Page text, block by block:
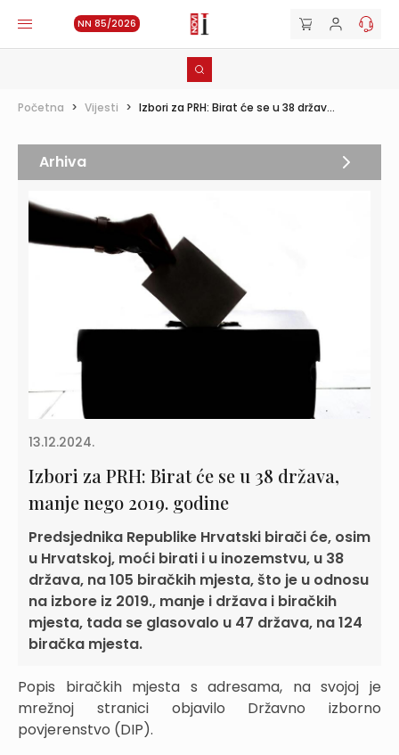
NN 85/2026
Početna > Vijesti > Izbori za PRH: Birat će se u 38 držav...
13.12.2024.
Izbori za PRH: Birat će se u 38 država,
manje nego 2019. godine
Predsjednika Republike Hrvatski birači će, osim
u Hrvatskoj, moći birati i u inozemstvu, u 38
država, na 105 biračkih mjesta, što je u odnosu
na izbore iz 2019., manje i država i biračkih
mjesta, tada se glasovalo u 47 država, na 124
biračka mjesta.
Popis biračkih mjesta s adresama, na svojoj je
mrežnoj stranici objavilo Državno izborno
povjerenstvo (DIP).
Arhiva